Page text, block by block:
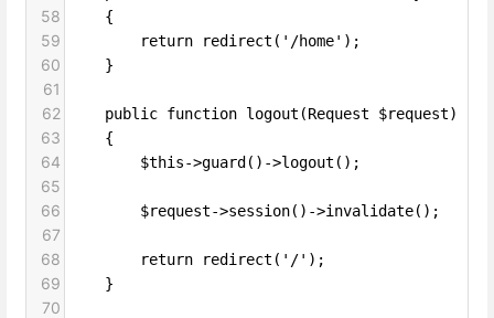
58
    {
59
        return redirect('/home');
60
    }
61
62
    public function logout(Request $request)
63
    {
64
        $this->guard()->logout();
65
66
        $request->session()->invalidate();
67
68
        return redirect('/');
69
    }
70